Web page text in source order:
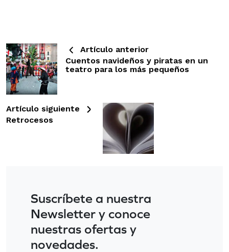
Artículo anterior
Cuentos navideños y piratas en un
teatro para los más pequeños
Artículo siguiente
Retrocesos
Suscríbete a nuestra
Newsletter y conoce
nuestras ofertas y
novedades.